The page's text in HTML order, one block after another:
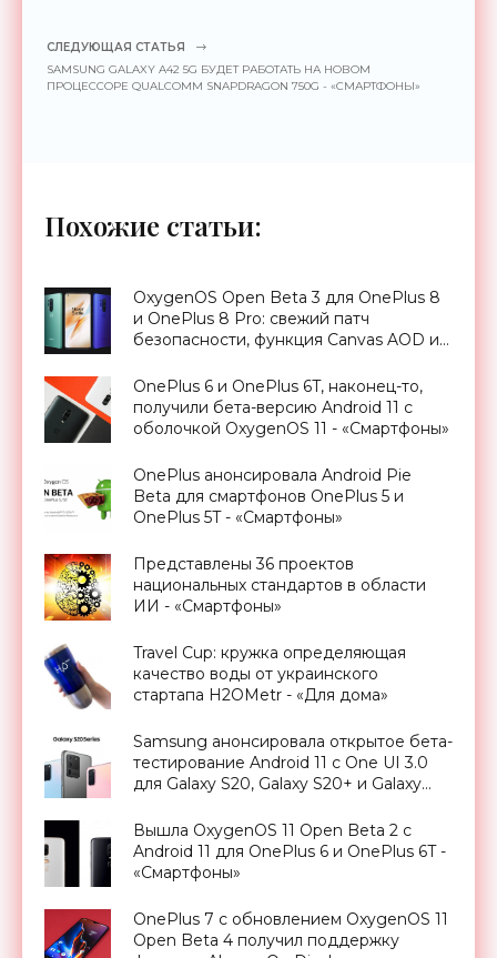
СЛЕДУЮЩАЯ СТАТЬЯ
SAMSUNG GALAXY A42 5G БУДЕТ РАБОТАТЬ НА НОВОМ
ПРОЦЕССОРЕ QUALCOMM SNAPDRAGON 750G - «СМАРТФОНЫ»
Похожие статьи:
OxygenOS Open Beta 3 для OnePlus 8
и OnePlus 8 Pro: свежий патч
безопасности, функция Canvas AOD и
OnePlus 6 и OnePlus 6T, наконец-то,
получили бета-версию Android 11 с
оболочкой OxygenOS 11 - «Смартфоны»
OnePlus анонсировала Android Pie
Beta для смартфонов OnePlus 5 и
OnePlus 5T - «Смартфоны»
Представлены 36 проектов
национальных стандартов в области
ИИ - «Смартфоны»
Travel Cup: кружка определяющая
качество воды от украинского
стартапа H2OMetr - «Для дома»
Samsung анонсировала открытое бета-
тестирование Android 11 с One UI 3.0
для Galaxy S20, Galaxy S20+ и Galaxy
Вышла OxygenOS 11 Open Beta 2 с
Android 11 для OnePlus 6 и OnePlus 6T -
«Смартфоны»
OnePlus 7 с обновлением OxygenOS 11
Open Beta 4 получил поддержку